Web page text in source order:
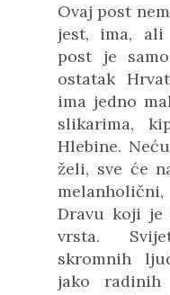
Ovaj post
jest, ima, ali
post je
ostatak
ima jedno
slikarima,
Hlebine.
želi, sve će
Dravu koji je
vrsta.
skromnih
jako